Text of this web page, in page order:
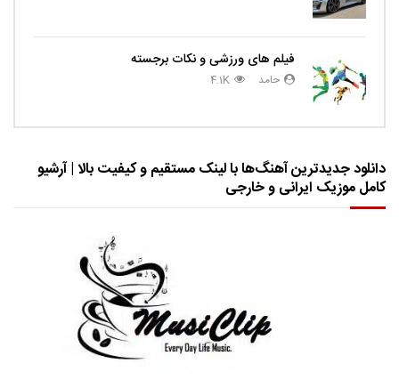
فیلم های ورزشی و نکات برجسته
حامد 4.1K
دانلود جدیدترین آهنگ‌ها با لینک مستقیم و کیفیت بالا | آرشیو
کامل موزیک ایرانی و خارجی